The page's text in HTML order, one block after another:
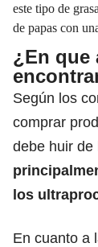
este tipo de
de papas con
¿En que
Según los
comprar
debe huir de
los
En cuanto a